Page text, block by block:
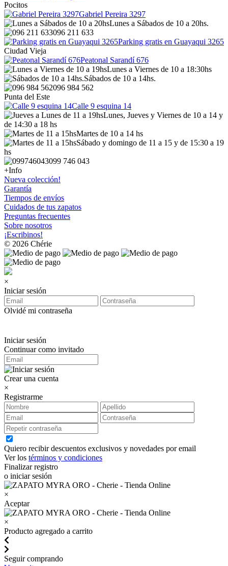
Pocitos
Gabriel Pereira 3297
Lunes a Sábados de 10 a 20hs.
096 211 633
Parking gratis en Guayaqui 3265
Ciudad Vieja
Peatonal Sarandí 676
Lunes a Viernes de 10 a 18:30hs
Sábados de 10 a 14hs.
096 984 562
Punta del Este
Calle 9 esquina 14
Lunes, Jueves y Viernes de 10 a 14 y
de 14:30 a 18 hs
Martes de 10 a 14 hs
Sábado y domingo de 11 a 15 y de 15:30 a 19
hs
099 746 043
+Info
Nueva colección!
Garantía
Tiempos de envíos
Cuidados de tus zapatos
Preguntas frecuentes
Sobre nosotros
¡Escribinos!
© 2026 Chérie
×
Iniciar sesión
Olvidé mi contraseña
Iniciar sesión
Continuar como invitado
Crear una cuenta
×
Registrarme
Quiero recibir descuentos exclusivos y novedades por email
Ver los términos y condiciones
Finalizar registro
o iniciar sesión
×
Aceptar
×
Producto agregado a carrito
Seguir comprando